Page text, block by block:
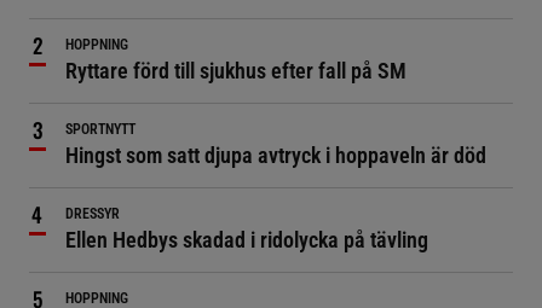
HOPPNING
Ryttare förd till sjukhus efter fall på SM
SPORTNYTT
Hingst som satt djupa avtryck i hoppaveln är död
DRESSYR
Ellen Hedbys skadad i ridolycka på tävling
HOPPNING